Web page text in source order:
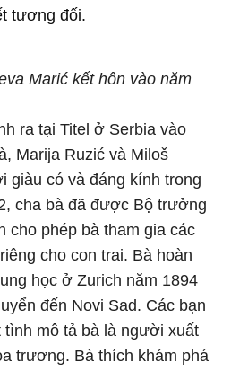
tương đối.
Marić kết hôn vào năm
ra tại Titel ở Serbia vào
Marija Ruzić và Miloš
giàu có và đáng kính trong
cha bà đã được Bộ trưởng
cho phép bà tham gia các
cho con trai. Bà hoàn
học ở Zurich năm 1894
đến Novi Sad. Các bạn
mô tả bà là người xuất
trương. Bà thích khám phá